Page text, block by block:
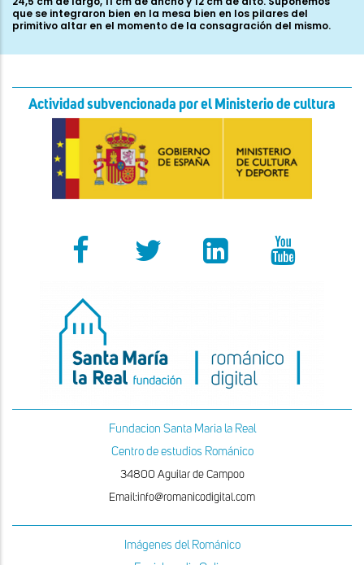
Actividad subvencionada por el Ministerio de cultura
Fundacion Santa Maria la Real
Centro de estudios Románico
34800 Aguilar de Campoo
Email:info@romanicodigital.com
Imágenes del Románico